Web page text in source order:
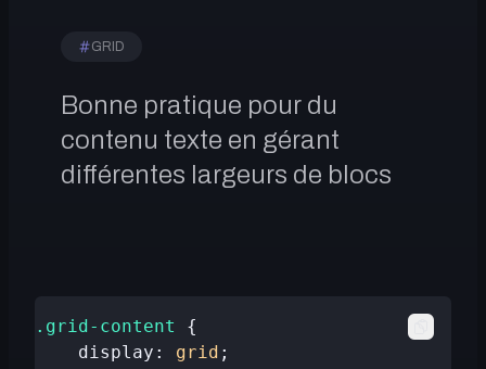
Projets
GRID
Bonne pratique pour du
contenu texte en gérant
différentes largeurs de blocs
.grid-content
{
    display:
grid ;